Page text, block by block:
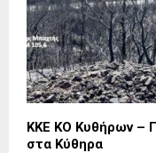
ΚΚΕ ΚΟ Κυθήρων –
στα Κύθηρα